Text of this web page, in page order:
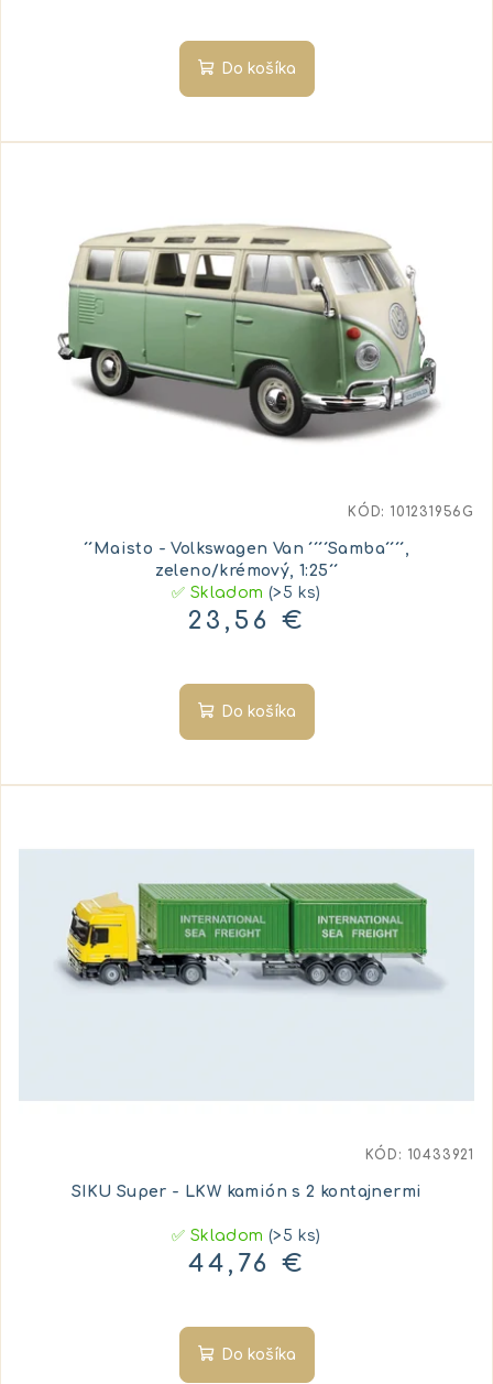
Do košíka
´´Maisto - Volkswagen Van ´´´´Samba´´´´,
zeleno/krémový, 1:25´´
✅ Skladom(>5 ks)
23,56 €
Do košíka
KÓD: 101231956G
SIKU Super - LKW kamión s 2 kontajnermi
✅ Skladom(>5 ks)
44,76 €
Do košíka
KÓD: 10433921